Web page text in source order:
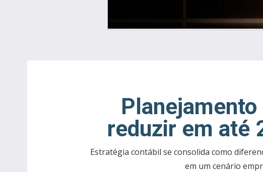
reduzir em até
Estratégia contábil se consolida como
em um cenário